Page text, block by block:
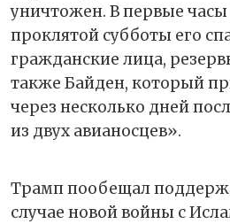
уничтожен. В первые
проклятой субботы его
гражданские лица,
также Байден, который
через несколько дней
из двух авианосцев».
Трамп пообещал
случае новой войны с